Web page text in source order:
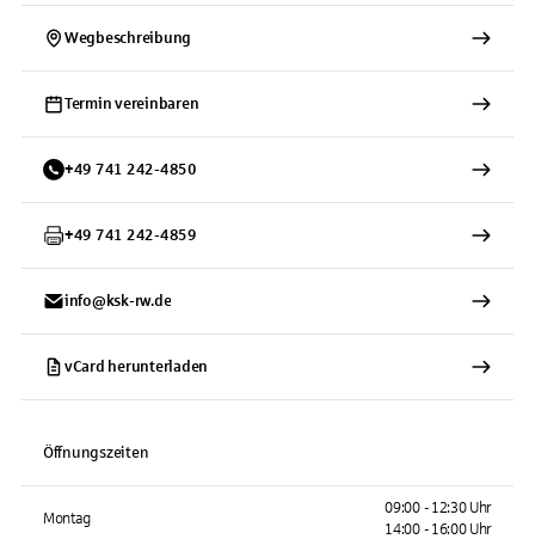
Wegbeschreibung
Termin vereinbaren
+49 741 242-4850
+49 741 242-4859
info@ksk-rw.de
vCard herunterladen
Öffnungszeiten
Montag
09:00 - 12:30 Uhr
14:00 - 16:00 Uhr